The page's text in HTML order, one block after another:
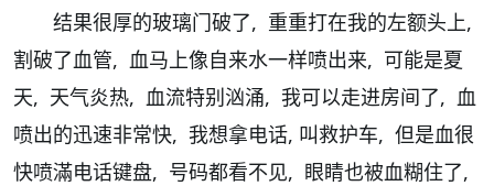
结果很厚的玻璃门破了, 重重打在我的左额头上,
割破了血管, 血马上像自来水一样喷出来, 可能是夏
天, 天气炎热, 血流特别汹涌, 我可以走进房间了, 血
喷出的迅速非常快, 我想拿电话, 叫救护车, 但是血很
快喷滿电话键盘, 号码都看不见, 眼睛也被血糊住了,